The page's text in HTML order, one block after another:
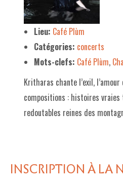
LE PROJET DE TERRITOIRE
LE CAFÉ/RESTO
LES FORMULES
LA CARTE
NOS FOURNISSEUR·EUSE·S
LA LIBRAIRIE
LES EXPOSITIONS
Lieu: Café Plùm
Catégories: concerts
Mots-clefs: Café Plùm,
Kritharas chante l’exil,
compositions : histoires vraies
redoutables reines des
INSCRIPTION À LA